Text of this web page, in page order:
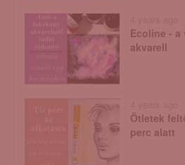
Ecoline - a
akvarell
Ötletek
perc alatt